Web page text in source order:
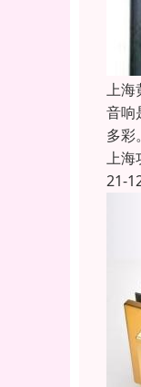
上海
音响
多彩
上海
21-